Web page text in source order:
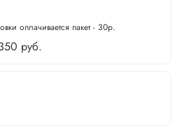
оплачивается пакет - 30р.
руб.